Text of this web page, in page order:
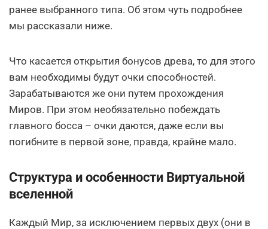
ранее выбранного типа. Об этом чуть подробнее
мы рассказали ниже.
Что касается открытия бонусов древа, то для этого
вам необходимы будут очки способностей.
Зарабатываются же они путем прохождения
Миров. При этом необязательно побеждать
главного босса – очки даются, даже если вы
погибните в первой зоне, правда, крайне мало.
Структура и особенности Виртуальной
вселенной
Каждый Мир, за исключением первых двух (они в